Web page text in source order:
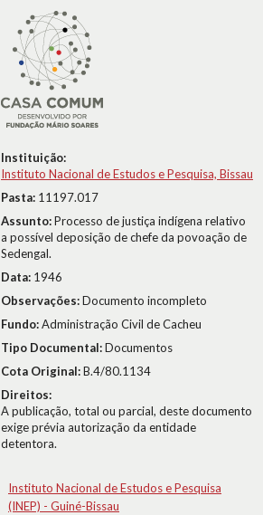
Instituição:
Instituto Nacional de Estudos e Pesquisa, Bissau
Pasta: 11197.017
Assunto:Processo de justiça indígena relativo
a possível deposição de chefe da povoação de
Sedengal.
Data: 1946
Observações:Documento incompleto
Fundo:Administração Civil de Cacheu
Tipo Documental:Documentos
Cota Original:B.4/80.1134
Direitos:
A publicação, total ou parcial, deste documento
exige prévia autorização da entidade
detentora.
Instituto Nacional de Estudos e Pesquisa
(INEP) - Guiné-Bissau